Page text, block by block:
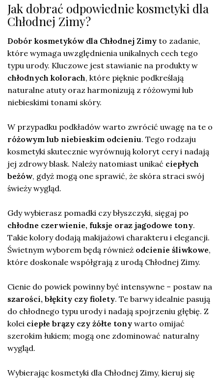
Jak dobrać odpowiednie kosmetyki dla
Chłodnej Zimy?
Dobór kosmetyków dla Chłodnej Zimy to zadanie,
które wymaga uwzględnienia unikalnych cech tego
typu urody. Kluczowe jest stawianie na produkty w
chłodnych kolorach, które pięknie podkreślają
naturalne atuty oraz harmonizują z różowymi lub
niebieskimi tonami skóry.
W przypadku podkładów warto zwrócić uwagę na te o
różowym lub niebieskim odcieniu. Tego rodzaju
kosmetyki skutecznie wyrównują koloryt cery i nadają
jej zdrowy blask. Należy natomiast unikać ciepłych
beżów, gdyż mogą one sprawić, że skóra straci swój
świeży wygląd.
Gdy wybierasz pomadki czy błyszczyki, sięgaj po
chłodne czerwienie, fuksje oraz jagodowe tony.
Takie kolory dodają makijażowi charakteru i elegancji.
Świetnym wyborem będą również odcienie śliwkowe,
które doskonale współgrają z urodą Chłodnej Zimy.
Cienie do powiek powinny być intensywne – postaw na
szarości, błękity czy fiolety. Te barwy idealnie pasują
do chłodnego typu urody i nadają spojrzeniu głębię. Z
kolei ciepłe brązy czy żółte tony warto omijać
szerokim łukiem; mogą one zdominować naturalny
wygląd.
Wybierając kosmetyki dla Chłodnej Zimy, kieruj się